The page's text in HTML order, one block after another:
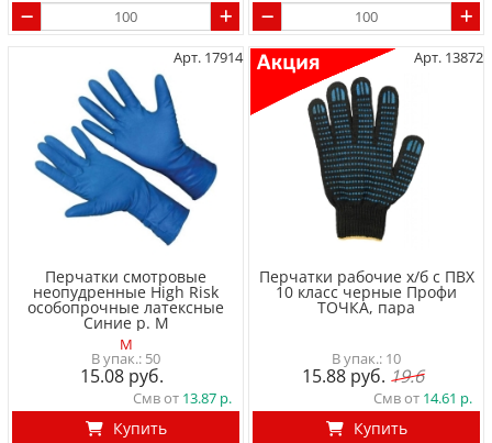
Арт. 17914
Перчатки смотровые
неопудренные High Risk
особопрочные латексные
Синие р. M
M
50
15.08
Смв от 13.87
Купить
Арт. 13872
Перчатки рабочие х/б с ПВХ
10 класс черные Профи
ТОЧКА, пара
10
15.88 19.6
Смв от 14.61
Купить